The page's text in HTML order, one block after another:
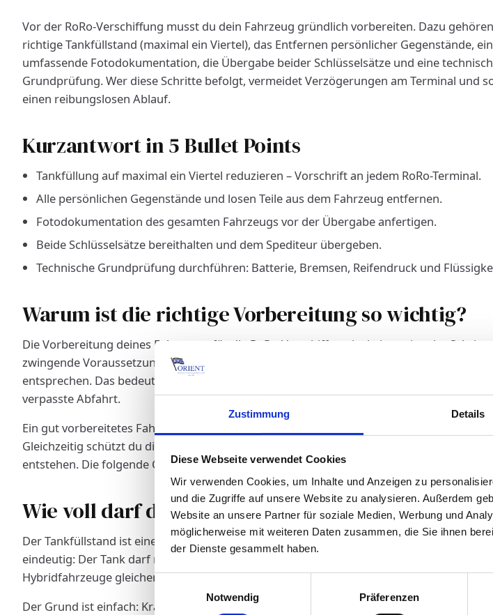
Zustimmung Details
Diese Webseite verwendet Cookies
Wir verwenden Cookies, um Inhalte und Anzeigen zu
und die Zugriffe auf unsere Website zu analysieren. Außerdem
Website an unsere Partner für soziale Medien, Werbung und
möglicherweise mit weiteren Daten zusammen, die Sie ihnen
der Dienste gesammelt haben.
Einwilligungsauswahl
Notwendig
Präferenzen
Vor der RoRo-Verschiffung musst du dein Fahrzeug gründlich vorbereiten. Dazu
richtige Tankfüllstand (maximal ein Viertel), das Entfernen persönlicher Gegenstände,
umfassende Fotodokumentation, die Übergabe beider Schlüsselsätze und eine
Grundprüfung. Wer diese Schritte befolgt, vermeidet Verzögerungen am Terminal und
einen reibungslosen Ablauf.
Kurzantwort in 5 Bullet Points
Tankfüllung auf maximal ein Viertel reduzieren – Vorschrift an jedem RoRo-Terminal.
Alle persönlichen Gegenstände und losen Teile aus dem Fahrzeug entfernen.
Fotodokumentation des gesamten Fahrzeugs vor der Übergabe anfertigen.
Beide Schlüsselsätze bereithalten und dem Spediteur übergeben.
Technische Grundprüfung durchführen: Batterie, Bremsen, Reifendruck und
Warum ist die richtige Vorbereitung so wichtig?
Die Vorbereitung deines Fahrzeugs für die RoRo-Verschiffung ist kein optionaler Schritt –
zwingende Voraussetzung. Terminals lehnen regelmäßig Fahrzeuge ab, die nicht den
entsprechen. Das bedeutet für dich: zusätzliche Kosten, Zeitverlust und im schlimmsten
verpasste Abfahrt.
Ein gut vorbereitetes Fahrzeug durchläuft die Terminalinspektion ohne Beanstandungen.
Gleichzeitig schützt du dich vor Haftungsstreitigkeiten, falls während des Transports
entstehen. Die folgende Checkliste deckt jeden relevanten Punkt ab.
Wie voll darf der Tank bei der RoRo-Verschiffung
Der Tankfüllstand ist eine der häufigsten Ursachen für Ablehnungen am Terminal. Die
eindeutig: Der Tank darf maximal zu einem Viertel gefüllt sein. Das betrifft Benzin-, Diesel-
Hybridfahrzeuge gleichermaßen.
Der Grund ist einfach: Kraftstoff ist eine Gefahrgutquelle. Ein voller Tank erhöht das